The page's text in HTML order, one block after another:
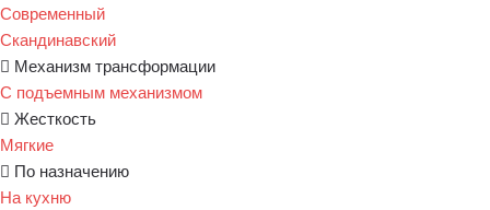
Современный
Скандинавский
Механизм трансформации
С подъемным механизмом
Жесткость
Мягкие
По назначению
На кухню